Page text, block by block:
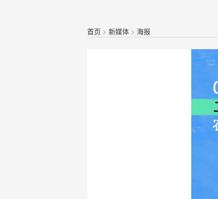
首页 >新媒体 >海报